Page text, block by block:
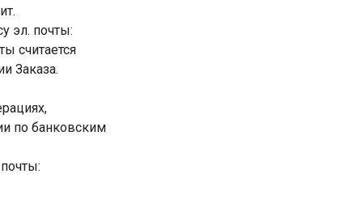
эл. почты:
считается
Заказа.
по банковским